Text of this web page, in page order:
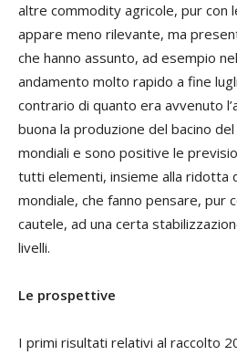
altre commodity agricole, pur con
appare meno rilevante, ma
che hanno assunto, ad esempio
andamento molto rapido a fine
contrario di quanto era avvenuto
buona la produzione del bacino
mondiali e sono positive le
tutti elementi, insieme alla ridotta
mondiale, che fanno pensare, pur
cautele, ad una certa
livelli.
Le prospettive
I primi risultati relativi al raccolto